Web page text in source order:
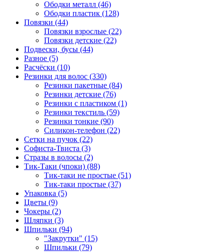
Ободки металл (46)
Ободки пластик (128)
Повязки (44)
Повязки взрослые (22)
Повязки детские (22)
Подвески, бусы (44)
Разное (5)
Расчёски (10)
Резинки для волос (330)
Резинки пакетные (84)
Резинки детские (76)
Резинки с пластиком (1)
Резинки текстиль (59)
Резинки тонкие (90)
Силикон-телефон (22)
Сетки на пучок (22)
Софиста-Твиста (3)
Стразы в волосы (2)
Тик-Таки (чпоки) (88)
Тик-таки не простые (51)
Тик-таки простые (37)
Упаковка (5)
Цветы (9)
Чокеры (2)
Шляпки (3)
Шпильки (94)
"Закрутки" (15)
Шпильки (79)